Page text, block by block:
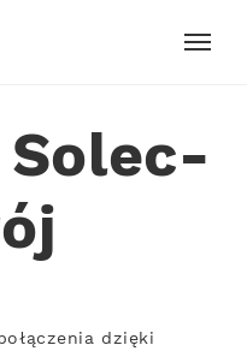
dzięki